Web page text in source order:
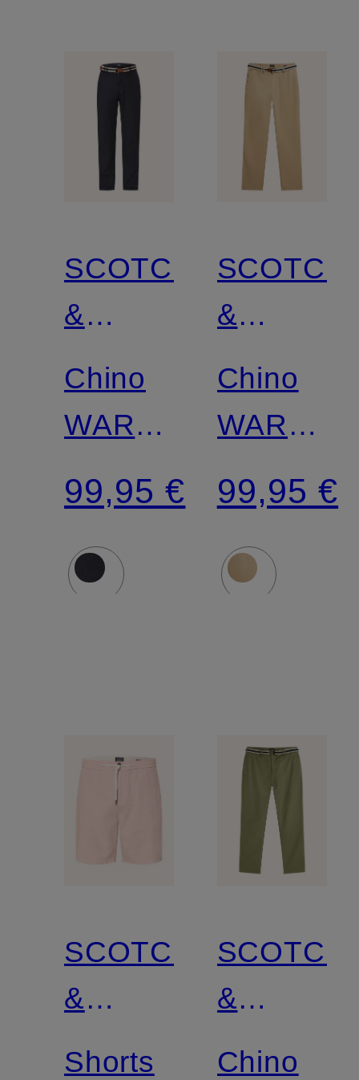
SCOTCH
&
SODA
Chino
WARREN
Extra
Slim Fit
99,95 €
SCOTCH
&
SODA
Chino
WARREN
Extra
Slim Fit
99,95 €
SCOTCH
&
SODA
Shorts
SCOTCH
&
SODA
Chino